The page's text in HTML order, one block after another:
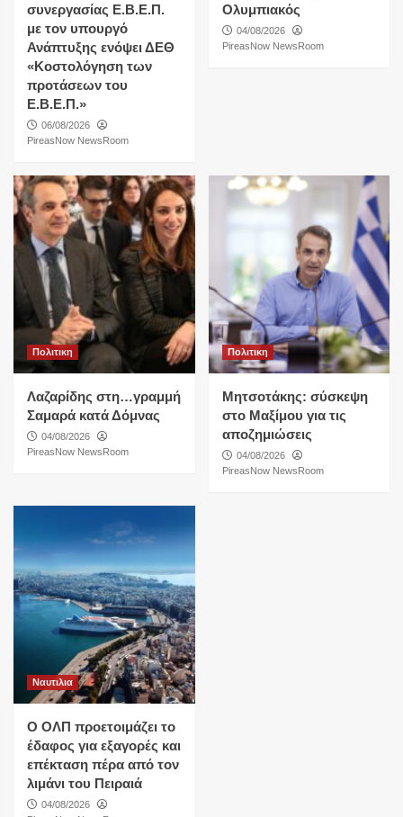
συνεργασίας Ε.Β.Ε.Π.
με τον υπουργό
Ανάπτυξης ενόψει ΔΕΘ
«Κοστολόγηση των
προτάσεων του
Ε.Β.Ε.Π.»
06/08/2026
PireasNow NewsRoom
Ολυμπιακός
04/08/2026
PireasNow NewsRoom
Πολιτικη
Λαζαρίδης στη…γραμμή
Σαμαρά κατά Δόμνας
04/08/2026
PireasNow NewsRoom
Πολιτικη
Μητσοτάκης: σύσκεψη
στο Μαξίμου για τις
αποζημιώσεις
04/08/2026
PireasNow NewsRoom
Ναυτιλια
O ΟΛΠ προετοιμάζει το
έδαφος για εξαγορές και
επέκταση πέρα από τον
λιμάνι του Πειραιά
04/08/2026